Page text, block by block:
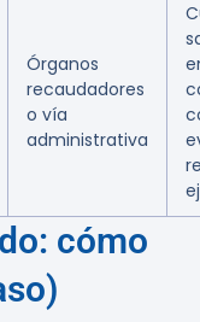
Órganos
recaudadores
o vía
administrativa
cómo